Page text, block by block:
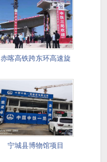
赤喀高铁跨东环高速旋
宁城县博物馆项目